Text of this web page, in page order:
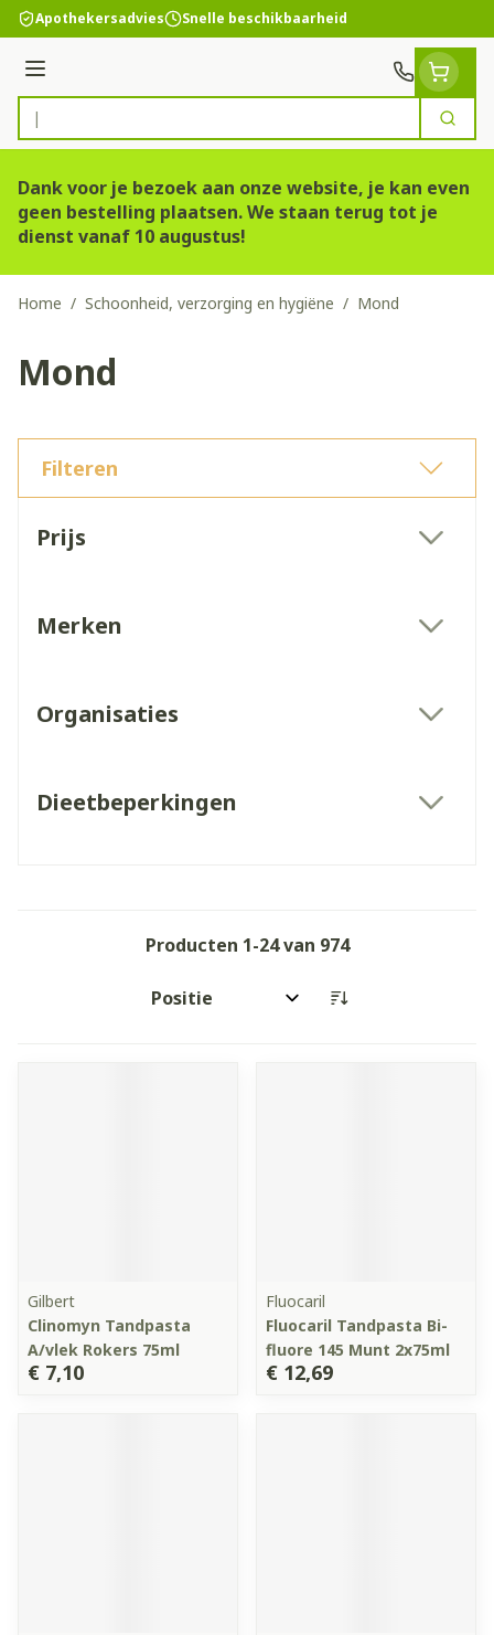
Ga naar de inhoud
Apothekersadvies Snelle beschikbaarheid
Menu
Product, merk, categorie...
Zoek
Dank voor je bezoek aan onze website, je kan even
geen bestelling plaatsen. We staan terug tot je
dienst vanaf 10 augustus!
Home / Schoonheid, verzorging en hygiëne / Mond
Mond
Filteren
Prijs
Merken
Organisaties
Dieetbeperkingen
Producten 1-24van 974
Sorteer op:
Gilbert
Clinomyn Tandpasta
A/vlek Rokers 75ml
€ 7,10
Fluocaril
Fluocaril Tandpasta Bi-
fluore 145 Munt 2x75ml
€ 12,69